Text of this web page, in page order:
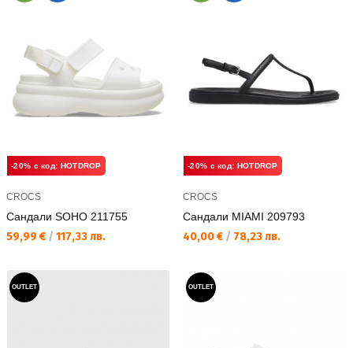
-20% с код: HOTDROP
CROCS
Сандали SOHO 211755
Текуща цена:
59,99 € / 117,33 лв.
-20% с код: HOTDROP
CROCS
Сандали MIAMI 209793
Текуща цена:
40,00 € / 78,23 лв.
OUTLET OUTLET